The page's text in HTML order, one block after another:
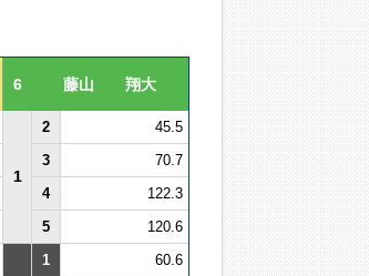
6 藤山 翔大
1
2
45.5
3
70.7
4
122.3
5 120.6
1
60.6